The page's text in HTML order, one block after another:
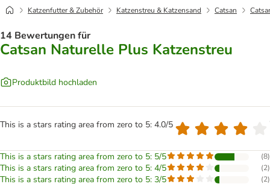
Katzenfutter & Zubehör Katzenstreu & Katzensand Catsan
14 Bewertungen für
Catsan Naturelle Plus Katzenstreu
Produktbild hochladen
This is a stars rating area from zero to 5: 4.0/5
This is a stars rating area from zero to 5: 5/5 (8)
This is a stars rating area from zero to 5: 4/5 (2)
This is a stars rating area from zero to 5: 3/5 (2)